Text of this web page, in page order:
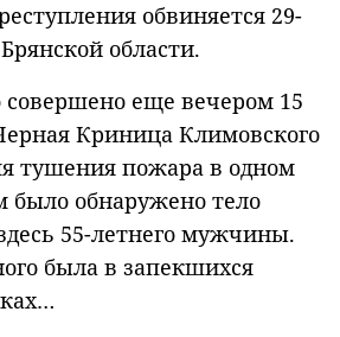
обвиняется 29-
области.
совершено еще вечером 15
Криница Климовского
тушения пожара в одном
обнаружено тело
55-летнего мужчины.
была в запекшихся